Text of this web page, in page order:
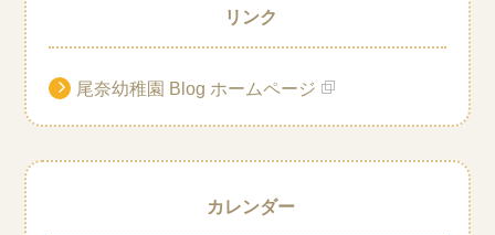
リンク
尾奈幼稚園 Blog ホームページ
カレンダー